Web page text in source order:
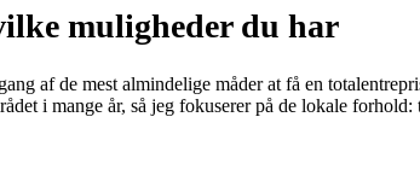
muligheder du har
af de mest almindelige måder at få en
i mange år, så jeg fokuserer på de lokale